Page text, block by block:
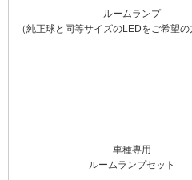
ルームランプ
（純正球と同等サイズのLEDをご希望の
車種専用
ルームランプセット